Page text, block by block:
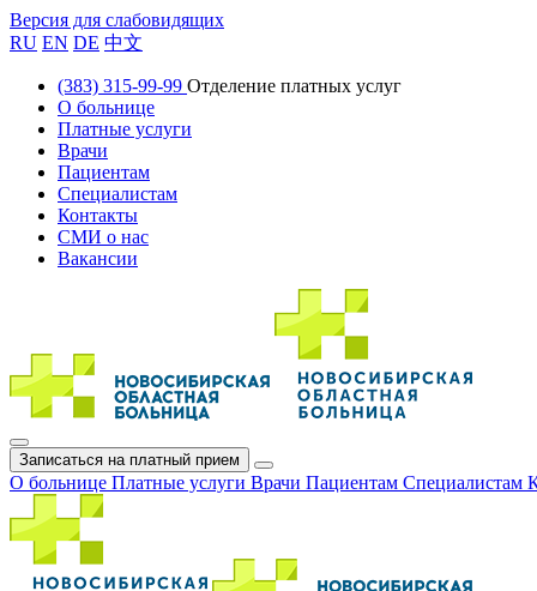
Версия для слабовидящих
RU EN DE 中文
(383) 315-99-99 Отделение платных услуг
О больнице
Платные услуги
Врачи
Пациентам
Специалистам
Контакты
СМИ о нас
Вакансии
Записаться на платный прием
О больнице Платные услуги Врачи Пациентам Специалистам